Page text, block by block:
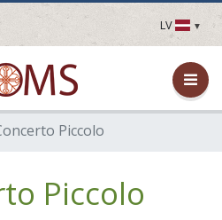
LV
LV
EN
DE
FR
Piccolo
Piccolo